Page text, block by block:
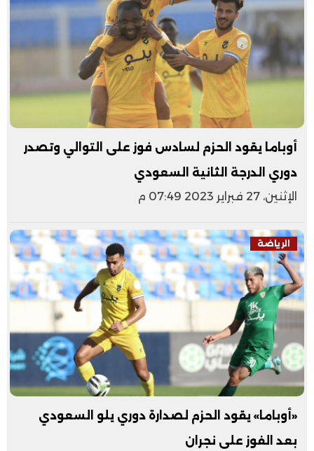
أوباما يقود الحزم لسادس فوز على التوالي وتصدر
دوري الدرجة الثانية السعودي
الإثنين، 27 فبراير 2023 07:49 م
الرياضة
«أوباما» يقود الحزم لصدارة دوري يلو السعودي
بعد الفوز على نجران